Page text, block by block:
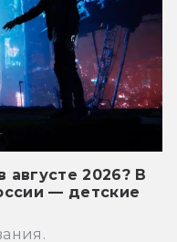
2026? В
— детские